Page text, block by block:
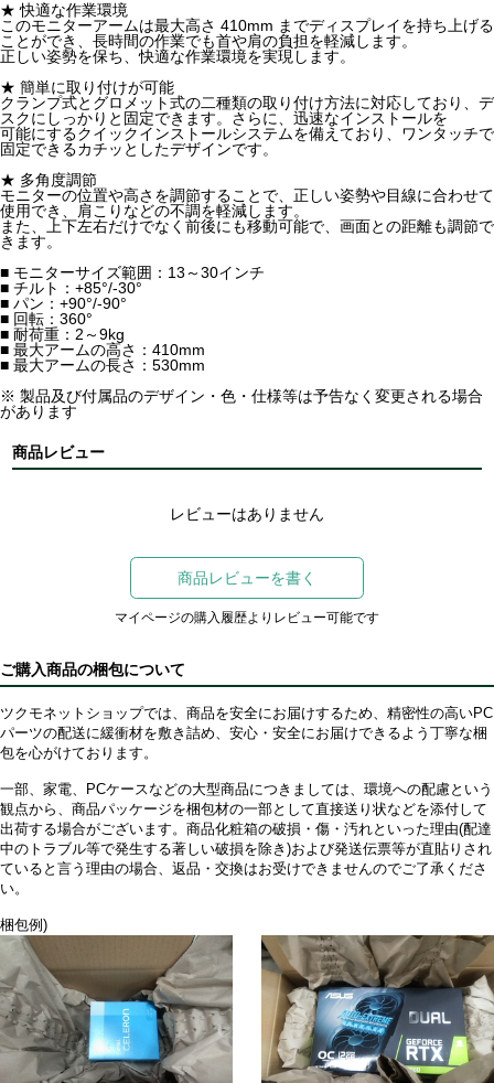
★ 快適な作業環境
このモニターアームは最大高さ 410mm までディスプレイを持ち上げる
ことができ、長時間の作業でも首や肩の負担を軽減します。
正しい姿勢を保ち、快適な作業環境を実現します。
★ 簡単に取り付けが可能
クランプ式とグロメット式の二種類の取り付け方法に対応しており、デ
スクにしっかりと固定できます。さらに、迅速なインストールを
可能にするクイックインストールシステムを備えており、ワンタッチで
固定できるカチッとしたデザインです。
★ 多角度調節
モニターの位置や高さを調節することで、正しい姿勢や目線に合わせて
使用でき、肩こりなどの不調を軽減します。
また、上下左右だけでなく前後にも移動可能で、画面との距離も調節で
きます。
■ モニターサイズ範囲：13～30インチ
■ チルト：+85°/-30°
■ パン：+90°/-90°
■ 回転：360°
■ 耐荷重：2～9kg
■ 最大アームの高さ：410mm
■ 最大アームの長さ：530mm
※ 製品及び付属品のデザイン・色・仕様等は予告なく変更される場合
があります
商品レビュー
レビューはありません
商品レビューを書く
マイページの購入履歴よりレビュー可能です
ご購入商品の梱包について
ツクモネットショップでは、商品を安全にお届けするため、精密性の高いPC
パーツの配送に緩衝材を敷き詰め、安心・安全にお届けできるよう丁寧な梱
包を心がけております。
一部、家電、PCケースなどの大型商品につきましては、環境への配慮という
観点から、商品パッケージを梱包材の一部として直接送り状などを添付して
出荷する場合がございます。商品化粧箱の破損・傷・汚れといった理由(配達
中のトラブル等で発生する著しい破損を除き)および発送伝票等が直貼りされ
ていると言う理由の場合、返品・交換はお受けできませんのでご了承くださ
い。
梱包例)